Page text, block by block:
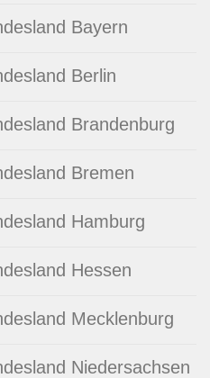
Bayern
Berlin
Brandenburg
Bremen
Hamburg
Hessen
Mecklenburg
Niedersachsen